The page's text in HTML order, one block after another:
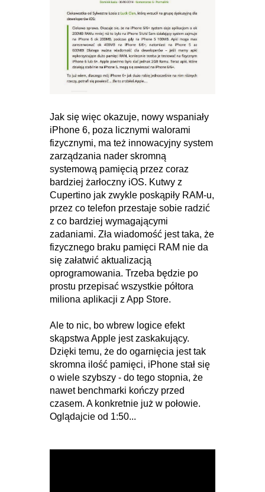
Jak się więc okazuje, nowy wspaniały
iPhone 6, poza licznymi walorami
fizycznymi, ma też innowacyjny system
zarządzania nader skromną
systemową pamięcią przez coraz
bardziej żarłoczny iOS. Kutwy z
Cupertino jak zwykle poskąpiły RAM-u,
przez co telefon przestaje sobie radzić
z co bardziej wymagającymi
zadaniami. Zła wiadomość jest taka, że
fizycznego braku pamięci RAM nie da
się załatwić aktualizacją
oprogramowania. Trzeba będzie po
prostu przepisać wszystkie półtora
miliona aplikacji z App Store.
Ale to nic, bo wbrew logice efekt
skąpstwa Apple jest zaskakujący.
Dzięki temu, że do ogarnięcia jest tak
skromna ilość pamięci, iPhone stał się
o wiele szybszy - do tego stopnia, że
nawet benchmarki kończy przed
czasem. A konkretnie już w połowie.
Oglądajcie od 1:50...